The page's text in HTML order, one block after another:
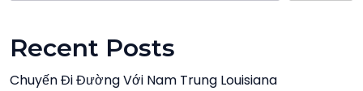
Recent Posts
Chuyến Đi Đường Với Nam Trung Louisiana